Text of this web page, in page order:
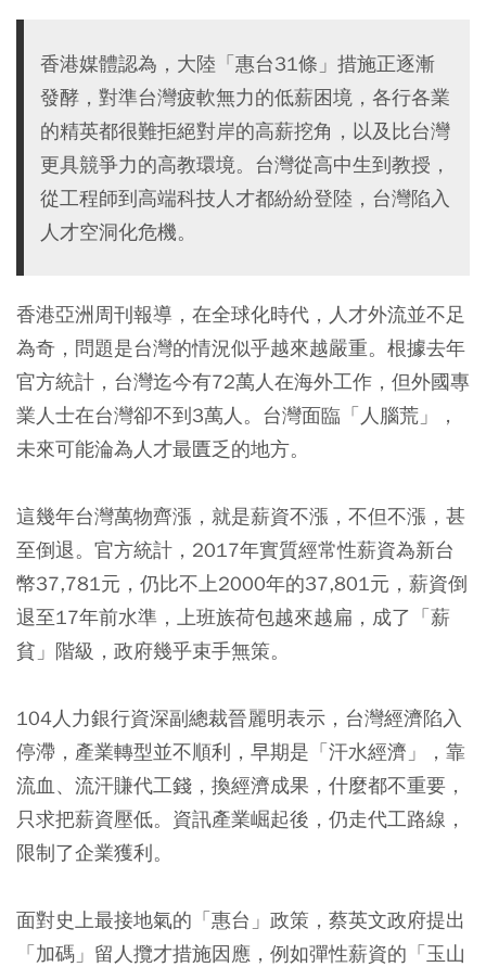
香港媒體認為，大陸「惠台31條」措施正逐漸
發酵，對準台灣疲軟無力的低薪困境，各行各業
的精英都很難拒絕對岸的高薪挖角，以及比台灣
更具競爭力的高教環境。台灣從高中生到教授，
從工程師到高端科技人才都紛紛登陸，台灣陷入
人才空洞化危機。
香港亞洲周刊報導，在全球化時代，人才外流並不足
為奇，問題是台灣的情況似乎越來越嚴重。根據去年
官方統計，台灣迄今有72萬人在海外工作，但外國專
業人士在台灣卻不到3萬人。台灣面臨「人腦荒」，
未來可能淪為人才最匱乏的地方。
這幾年台灣萬物齊漲，就是薪資不漲，不但不漲，甚
至倒退。官方統計，2017年實質經常性薪資為新台
幣37,781元，仍比不上2000年的37,801元，薪資倒
退至17年前水準，上班族荷包越來越扁，成了「薪
貧」階級，政府幾乎束手無策。
104人力銀行資深副總裁晉麗明表示，台灣經濟陷入
停滯，產業轉型並不順利，早期是「汗水經濟」，靠
流血、流汗賺代工錢，換經濟成果，什麼都不重要，
只求把薪資壓低。資訊產業崛起後，仍走代工路線，
限制了企業獲利。
面對史上最接地氣的「惠台」政策，蔡英文政府提出
「加碼」留人攬才措施因應，例如彈性薪資的「玉山